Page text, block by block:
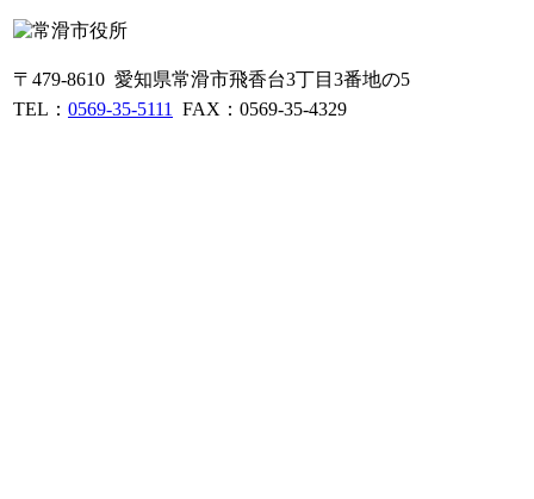
〒479-8610 愛知県常滑市飛香台3丁目3番地の5
TEL： 0569-35-5111 FAX：0569-35-4329